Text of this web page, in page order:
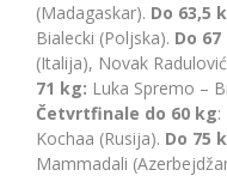
(Madagaskar). Do 63,5
Bialecki (Poljska). Do
(Italija), Novak
71 kg: Luka Spremo –
Četvrtfinale do 60 kg
Kochaa (Rusija). Do 75
Mammadali